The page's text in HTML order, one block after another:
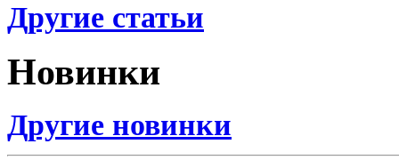
Другие статьи
Новинки
Другие новинки